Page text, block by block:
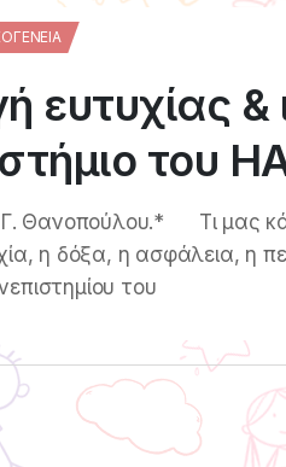
ευτυχίας
του
Θανοπούλου.* Τι μας
η δόξα, η ασφάλεια, η
του